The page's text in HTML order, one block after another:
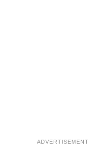
ADVERTISEMENT